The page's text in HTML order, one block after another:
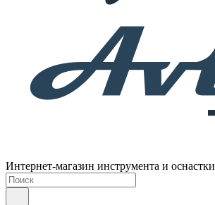
Интернет-магазин инструмента и оснастки